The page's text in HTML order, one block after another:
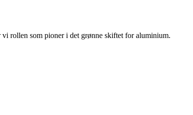
rollen som pioner i det grønne skiftet for aluminium.